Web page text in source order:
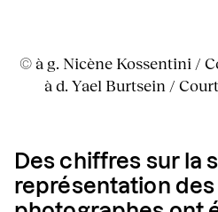
© à g. Nicène Kossentini /
à d. Yael Burtsein /
Des chiffres sur la
représentation